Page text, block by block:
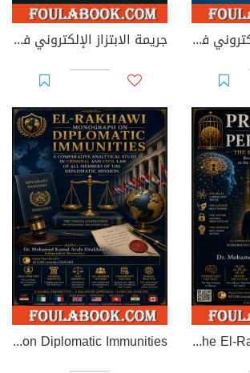
جريمة الابتزاز الإلكتروني في القوانين العربية جريمة الابتزاز الإلكتروني في القانون الجزائري
Prisoner of Perception: The El-Rakhawi Manifesto
EL-RAKHAWI MONOGRAPH on Diplomatic Immunities